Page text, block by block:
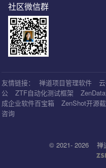
社区微信群
友情链接： 禅道项目管理软件
公
ZTF自动化测试框架
成企业软件百宝箱
ZenShot开源
咨询
© 2021- 2026 禅